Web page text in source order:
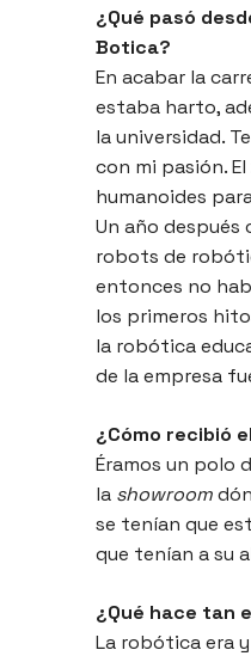
¿Qué pasó
Botica?
En acabar la
estaba harto,
la universidad.
con mi pasión.
humanoides
Un año
robots de
entonces no
los primeros
la robótica
de la empresa
¿Cómo recibió
Éramos un polo
la showroom
se tenían que
que tenían a su
¿Qué hace tan
La robótica era